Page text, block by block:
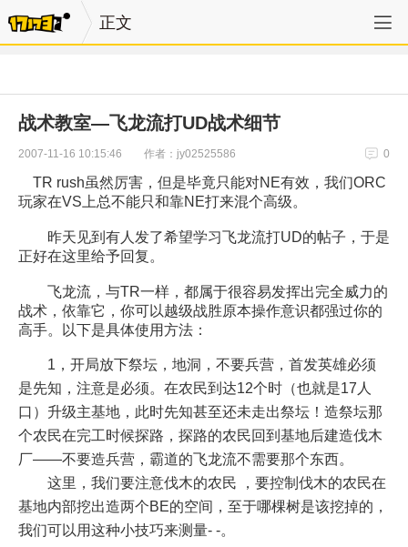
正文
战术教室—飞龙流打UD战术细节
2007-11-16 10:15:46 作者：jy02525586 0
TR rush虽然厉害，但是毕竟只能对NE有效，我们ORC
玩家在VS上总不能只和靠NE打来混个高级。
昨天见到有人发了希望学习飞龙流打UD的帖子，于是
正好在这里给予回复。
飞龙流，与TR一样，都属于很容易发挥出完全威力的
战术，依靠它，你可以越级战胜原本操作意识都强过你的
高手。以下是具体使用方法：
1，开局放下祭坛，地洞，不要兵营，首发英雄必须
是先知，注意是必须。在农民到达12个时（也就是17人
口）升级主基地，此时先知甚至还未走出祭坛！造祭坛那
个农民在完工时候探路，探路的农民回到基地后建造伐木
厂——不要造兵营，霸道的飞龙流不需要那个东西。
这里，我们要注意伐木的农民 ，要控制伐木的农民在
基地内部挖出造两个BE的空间，至于哪棵树是该挖掉的，
我们可以用这种小技巧来测量- -。